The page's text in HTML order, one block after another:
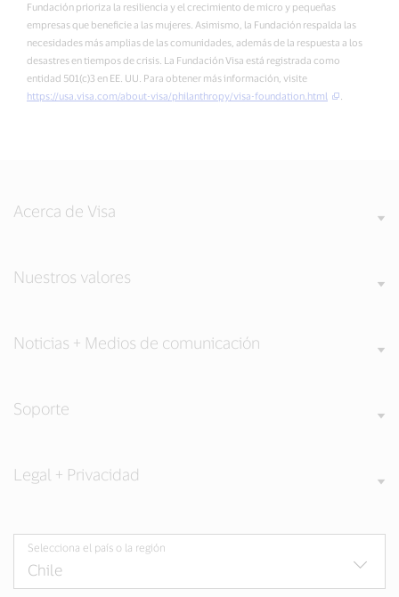
Fundación prioriza la resiliencia y el crecimiento de micro y pequeñas
empresas que beneficie a las mujeres. Asimismo, la Fundación respalda las
necesidades más amplias de las comunidades, además de la respuesta a los
desastres en tiempos de crisis. La Fundación Visa está registrada como
entidad 501(c)3 en EE. UU. Para obtener más información, visite
https://usa.visa.com/about-visa/philanthropy/visa-foundation.html
Acerca de Visa
Nuestros valores
Noticias + Medios de comunicación
Soporte
Legal + Privacidad
Selecciona el país o la región